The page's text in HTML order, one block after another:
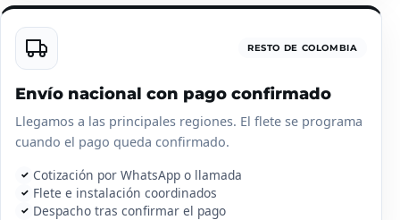
RESTO DE COLOMBIA
Envío nacional con pago confirmado
Llegamos a las principales regiones. El flete se programa
cuando el pago queda confirmado.
✓ Cotización por WhatsApp o llamada
✓ Flete e instalación coordinados
✓ Despacho tras confirmar el pago